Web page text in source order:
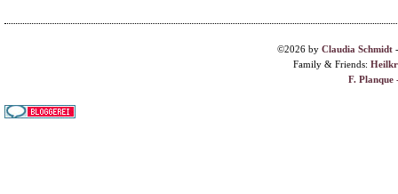
©2026 by Claudia Schmidt
Family & Friends:
F. Planque